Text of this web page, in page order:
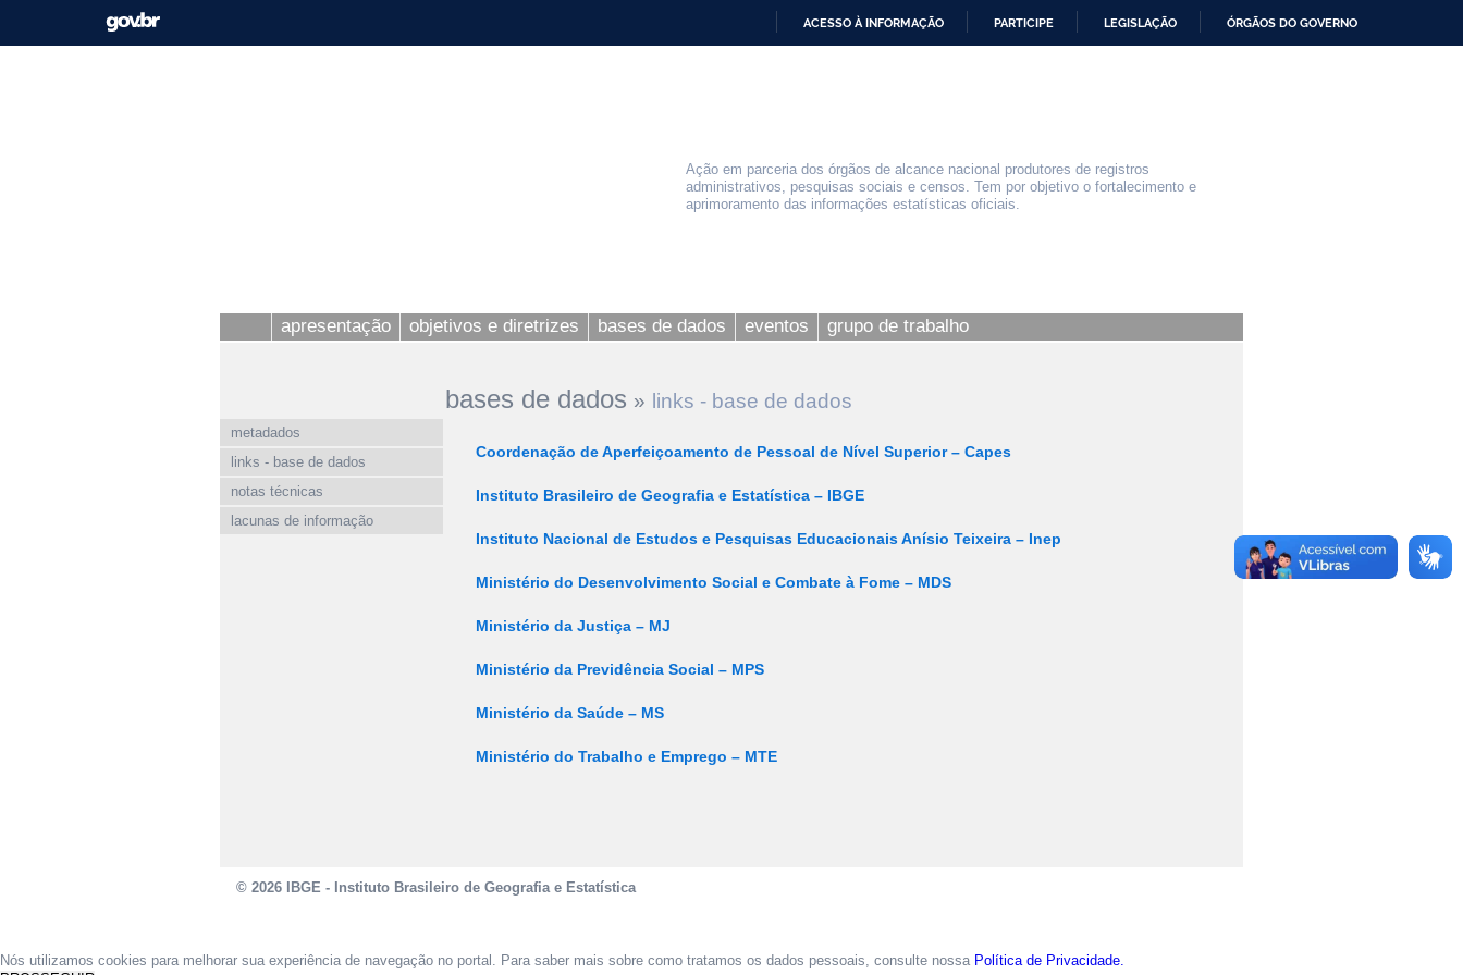
ACESSO À INFORMAÇÃO PARTICIPE LEGISLAÇÃO ÓRGÃOS DO GOVERNO
Ação em parceria dos órgãos de alcance nacional produtores de registros
administrativos, pesquisas sociais e censos. Tem por objetivo o fortalecimento e
aprimoramento das informações estatísticas oficiais.
apresentação objetivos e diretrizes bases de dados eventos grupo de trabalho
metadados
links - base de dados
notas técnicas
lacunas de informação
bases de dados » links - base de dados
Coordenação de Aperfeiçoamento de Pessoal de Nível Superior – Capes
Instituto Brasileiro de Geografia e Estatística – IBGE
Instituto Nacional de Estudos e Pesquisas Educacionais Anísio Teixeira – Inep
Ministério do Desenvolvimento Social e Combate à Fome – MDS
Ministério da Justiça – MJ
Ministério da Previdência Social – MPS
Ministério da Saúde – MS
Ministério do Trabalho e Emprego – MTE
© 2026 IBGE - Instituto Brasileiro de Geografia e Estatística
Nós utilizamos cookies para melhorar sua experiência de navegação no portal. Para saber mais sobre como tratamos os dados pessoais, consulte nossa Política de Privacidade.